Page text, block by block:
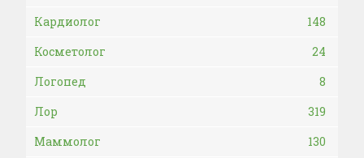
Кардиолог
148
Косметолог
24
Логопед
8
Лор
319
Маммолог
130